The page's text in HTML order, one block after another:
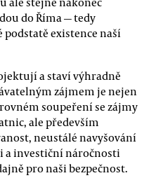
do Říma — tedy
existence naší
a staví výhradně
zájmem je nejen
soupeření se zájmy
ale především
neustálé navyšování
a investiční náročnosti
pro naši bezpečnost.